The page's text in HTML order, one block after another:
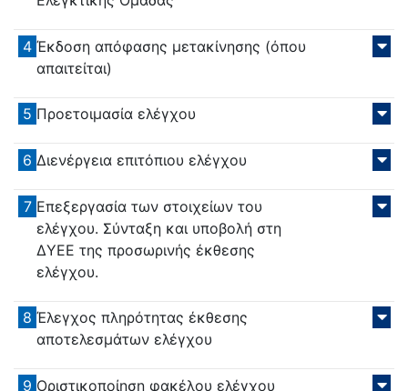
4 Έκδοση απόφασης μετακίνησης (όπου
απαιτείται)
5 Προετοιμασία ελέγχου
6 Διενέργεια επιτόπιου ελέγχου
7 Επεξεργασία των στοιχείων του
ελέγχου. Σύνταξη και υποβολή στη
ΔΥΕΕ της προσωρινής έκθεσης
ελέγχου.
8 Έλεγχος πληρότητας έκθεσης
αποτελεσμάτων ελέγχου
9 Οριστικοποίηση φακέλου ελέγχου